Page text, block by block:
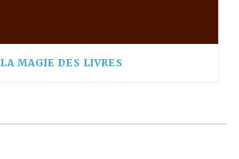
LA MAGIE DES LIVRES